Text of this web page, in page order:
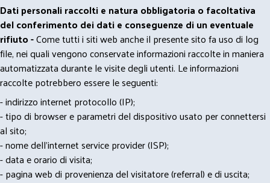
Dati personali raccolti e natura obbligatoria o facoltativa
del conferimento dei dati e conseguenze di un eventuale
rifiuto -Come tutti i siti web anche il presente sito fa uso di log
file, nei quali vengono conservate informazioni raccolte in maniera
automatizzata durante le visite degli utenti. Le informazioni
raccolte potrebbero essere le seguenti:
- indirizzo internet protocollo (IP);
- tipo di browser e parametri del dispositivo usato per connettersi
al sito;
- nome dell'internet service provider (ISP);
- data e orario di visita;
- pagina web di provenienza del visitatore (referral) e di uscita;